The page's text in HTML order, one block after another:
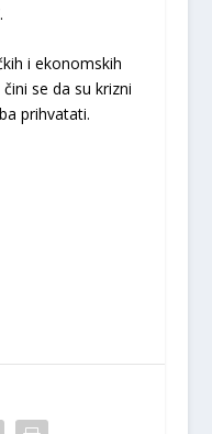
i ekonomskih
se da su krizni
prihvatati.